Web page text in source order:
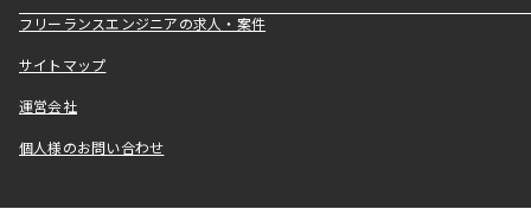
フリーランスエンジニアの求人・案件
サイトマップ
運営会社
個人様のお問い合わせ